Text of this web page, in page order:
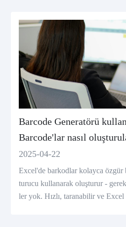
Barcode Generatörü
Barcode'lar nasıl
2025-04-22
Excel'de barkodlar kolayca
turucu kullanarak oluşturur -
ler yok. Hızlı, taranabilir ve